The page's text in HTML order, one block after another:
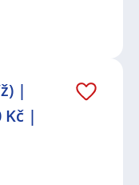
|
Kč |